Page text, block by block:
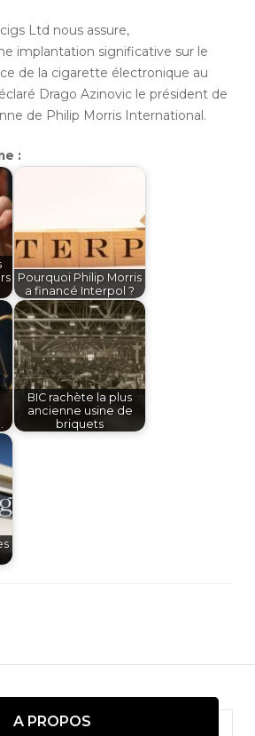
Ltd nous assure,
implantation significative sur le
de la cigarette électronique au
Drago Azinovic le président de
de Philip Morris International.
:
Pourquoi Philip Morris
a financé Interpol ?
BIC rachète la plus
ancienne usine de
briquets
A PROPOS